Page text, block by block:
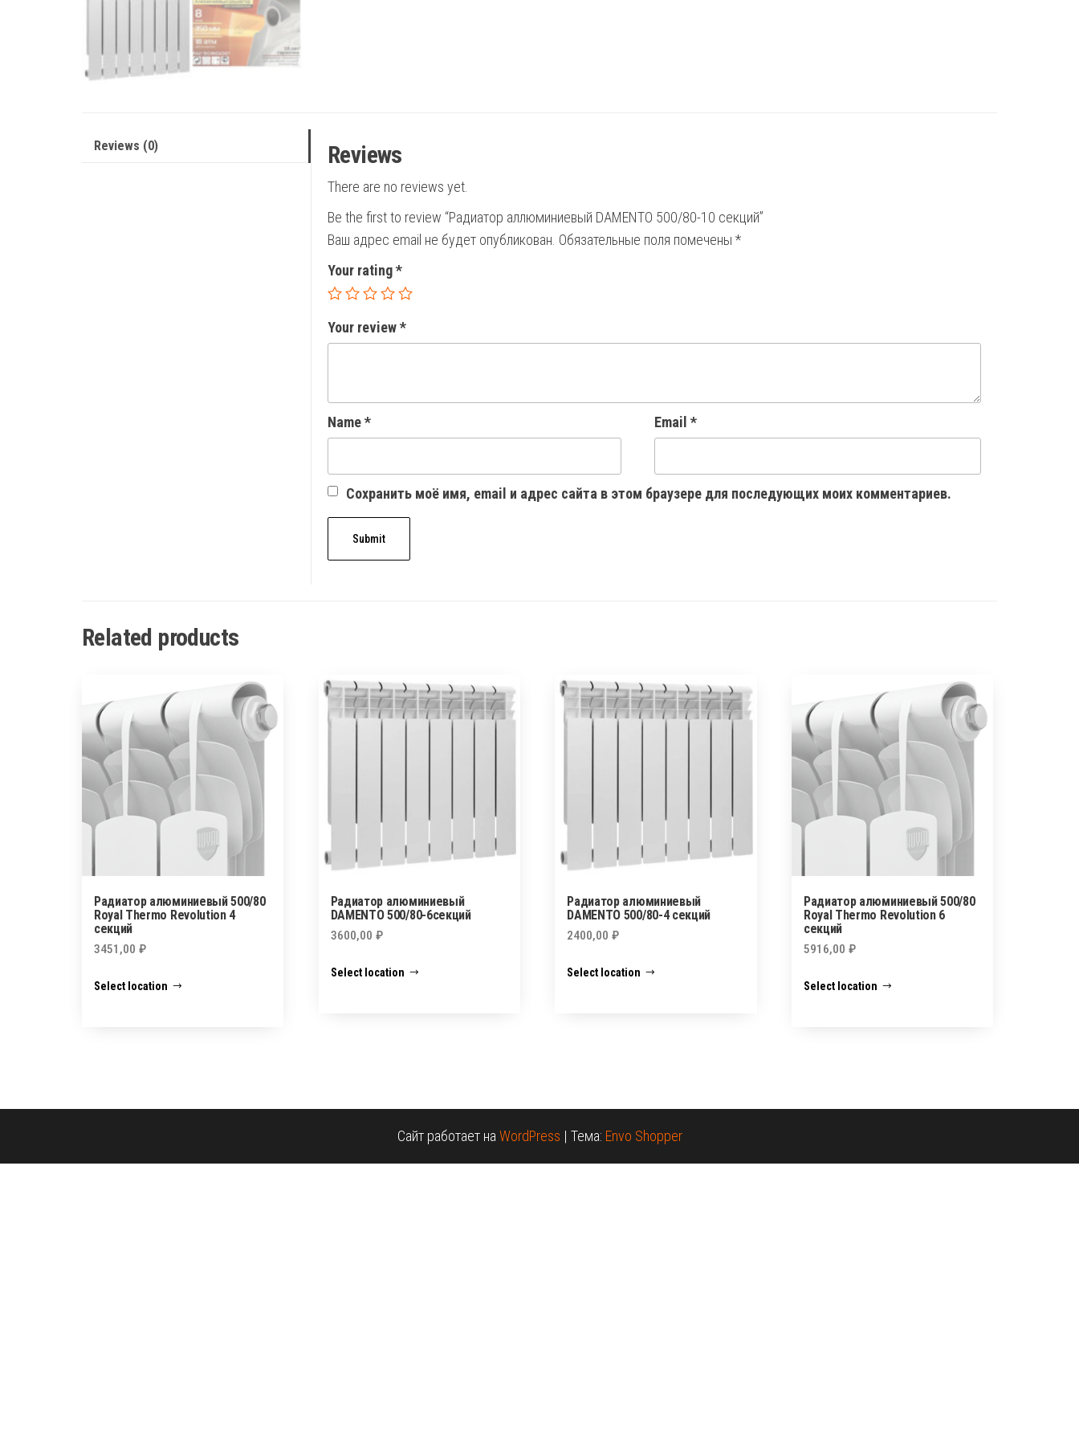
Reviews (0) Reviews
There are no reviews yet.
Be the first to review “Радиатор аллюминиевый DAMENTO 500/80-10 секций”
Ваш адрес email не будет опубликован. Обязательные поля помечены *
Your rating*
Your review*
Name* Email *
Сохранить моё имя, email и адрес сайта в этом браузере для последующих моих комментариев.
Related products
Радиатор алюминиевый 500/80
Royal Thermo Revolution 4
секций
3451,00 ₽
Select location
Радиатор алюминиевый
DAMENTO 500/80-6секций
3600,00 ₽
Select location
Радиатор алюминиевый
DAMENTO 500/80-4 секций
2400,00₽
Select location
Радиатор алюминиевый 500/80
Royal Thermo Revolution 6
секций
5916,00₽
Select location
Сайт работает на WordPress | Тема: Envo Shopper